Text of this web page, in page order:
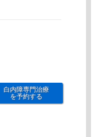
白内障専門治療
を予約する